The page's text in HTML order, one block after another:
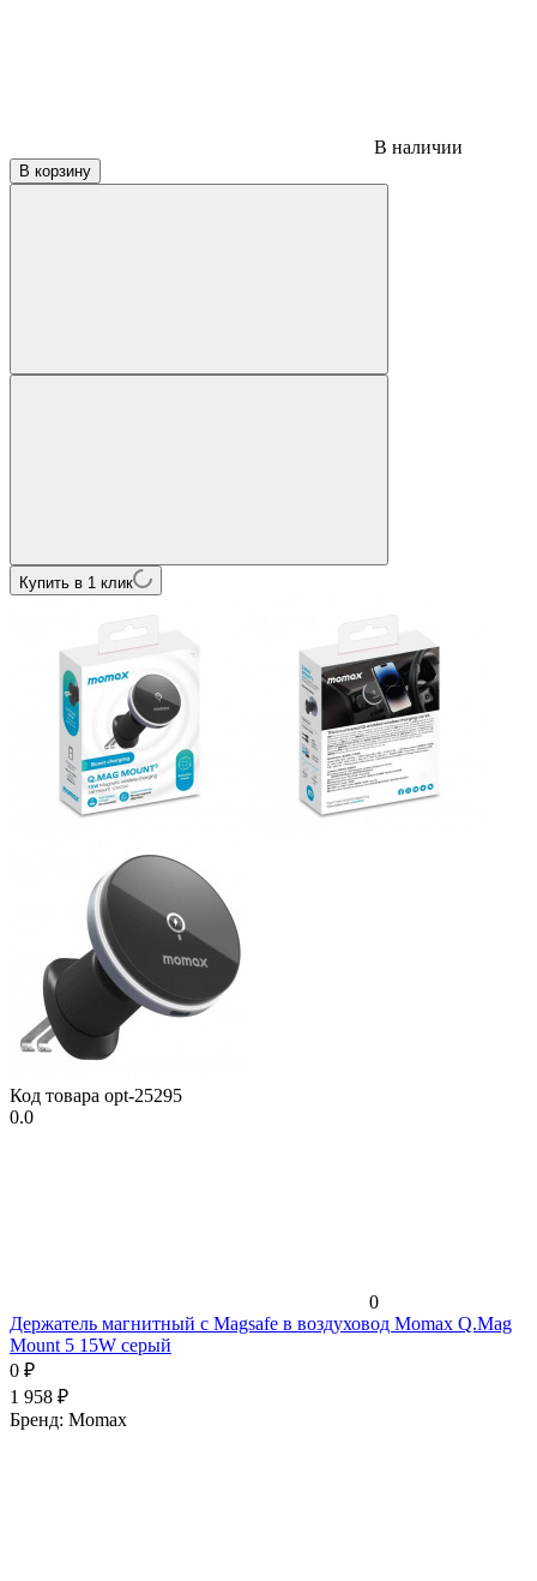
В наличии
В корзину
Купить в 1 клик
Код товара opt-25295
0.0
0
Держатель магнитный c Magsafe в воздуховод Momax Q.Mag
Mount 5 15W серый
0 ₽
1 958 ₽
Бренд: Momax